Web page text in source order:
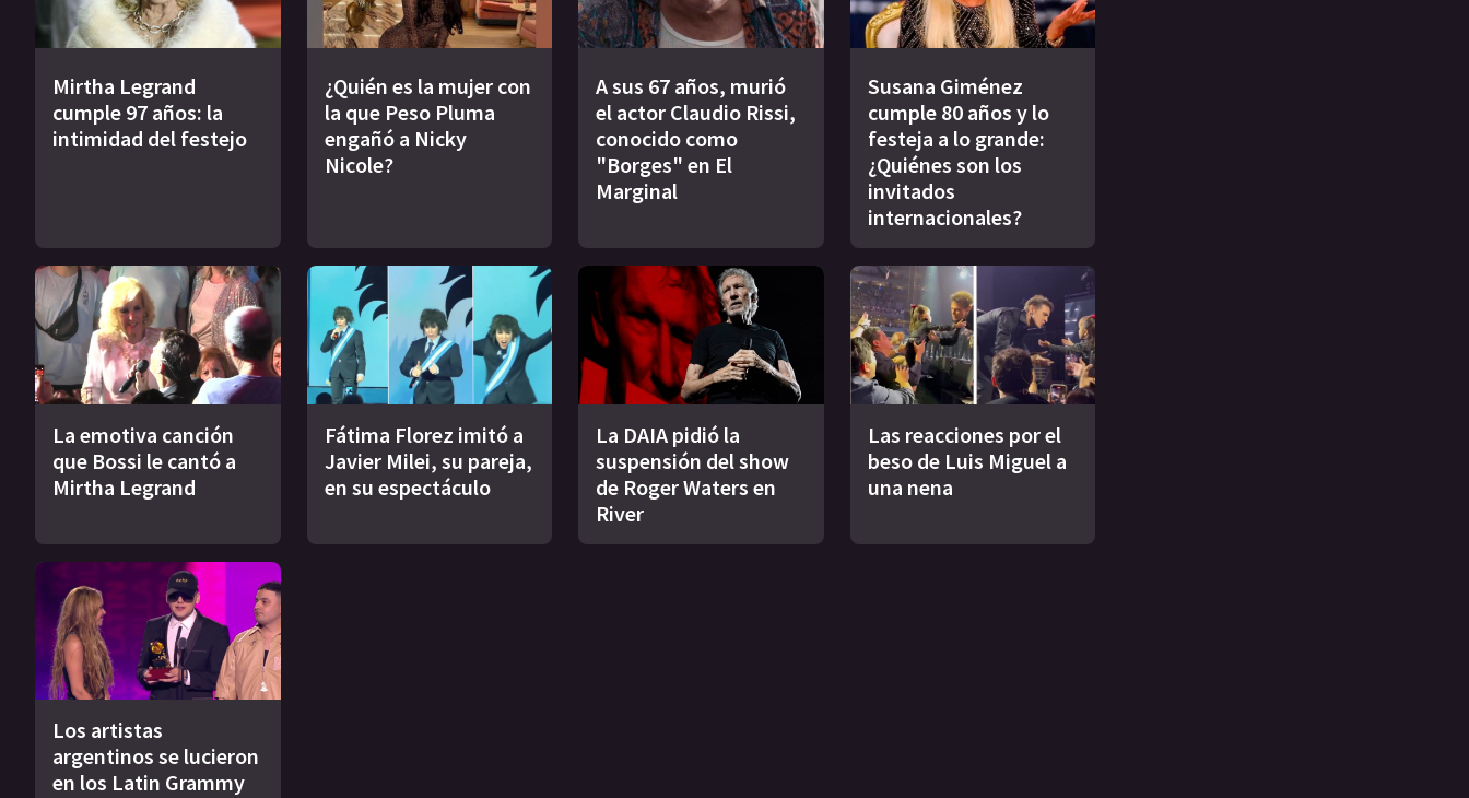
Mirtha Legrand
cumple 97 años: la
intimidad del festejo
¿Quién es la mujer con
la que Peso Pluma
engañó a Nicky
Nicole?
A sus 67 años, murió
el actor Claudio Rissi,
conocido como
"Borges" en El
Marginal
Susana Giménez
cumple 80 años y lo
festeja a lo grande:
¿Quiénes son los
invitados
internacionales?
La emotiva canción
que Bossi le cantó a
Mirtha Legrand
Fátima Florez imitó a
Javier Milei, su pareja,
en su espectáculo
La DAIA pidió la
suspensión del show
de Roger Waters en
River
Las reacciones por el
beso de Luis Miguel a
una nena
Los artistas
argentinos se lucieron
en los Latin Grammy